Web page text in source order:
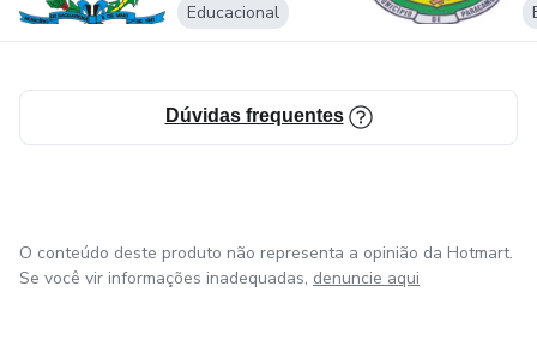
Educacional
Dúvidas frequentes
O conteúdo deste produto não representa a opinião da Hotmart.
Se você vir informações inadequadas, denuncie aqui